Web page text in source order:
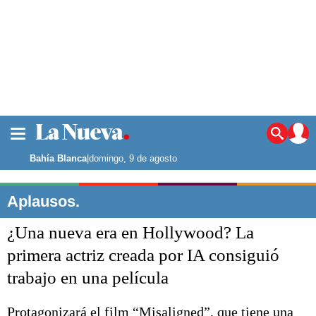
Noticias
La ciudad
Punta Alta
El mundo
Seguridad
Opinión
Deportes
Escenario Olímpico
Liga del Sur
Bahía Blanca|domingo, 9 de agosto
Aplausos.
¿Una nueva era en Hollywood? La
primera actriz creada por IA consiguió
trabajo en una película
Protagonizará el film “Misaligned”, que tiene una